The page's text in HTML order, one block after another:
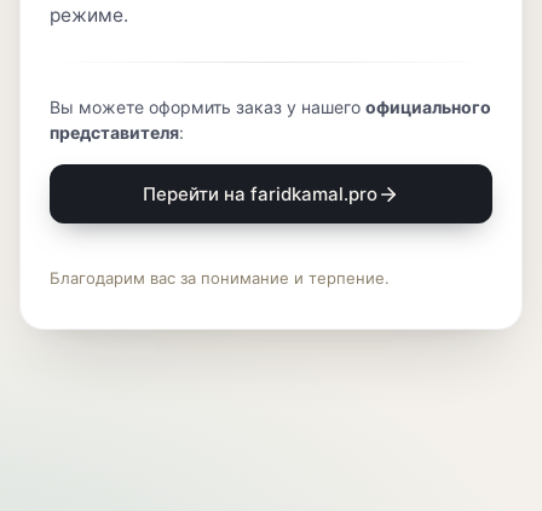
режиме.
Вы можете оформить заказ у нашего официального
представителя:
Перейти на faridkamal.pro
Благодарим вас за понимание и терпение.